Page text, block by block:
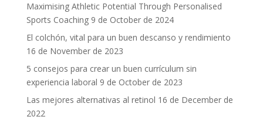
Maximising Athletic Potential Through Personalised
Sports Coaching 9 de October de 2024
El colchón, vital para un buen descanso y rendimiento
16 de November de 2023
5 consejos para crear un buen currículum sin
experiencia laboral 9 de October de 2023
Las mejores alternativas al retinol 16 de December de
2022